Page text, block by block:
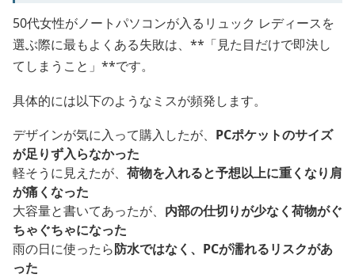
50代女性がノートパソコンが入るリュック レディースを
選ぶ際に最もよくある失敗は、**「見た目だけで即決し
てしまうこと」**です。
具体的には以下のようなミスが頻発します。
デザインが気に入って購入したが、 PCポケットのサイズ
が足りず入らなかった
軽そうに見えたが、 荷物を入れると予想以上に重くなり肩
が痛くなった
大容量と書いてあったが、 内部の仕切りが少なく荷物がぐ
ちゃぐちゃになった
雨の日に使ったら防水ではなく、PCが濡れるリスクがあ
った